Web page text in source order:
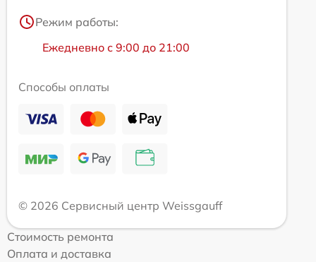
Режим работы:
Ежедневно с 9:00 до 21:00
Способы оплаты
© 2026 Сервисный центр Weissgauff
Стоимость ремонта
Оплата и доставка